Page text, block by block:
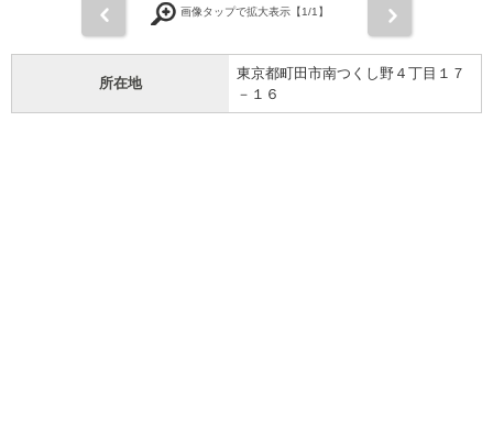
画像タップで拡大表示【1/1】
所在地
東京都町田市南つくし野４丁目１７
－１６